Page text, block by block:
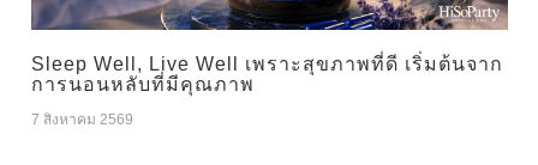
Sleep Well, Live Well เพราะสุขภาพที่ดี เริ่มต้นจาก
การนอนหลับที่มีคุณภาพ
7 สิงหาคม 2569